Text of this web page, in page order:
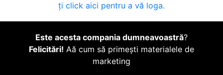
ți click aici pentru a vă loga.
Este acesta compania dumneavoastră?
Felicitări! Aă cum să primești materialele de
marketing